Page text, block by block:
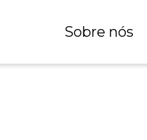
Sobre nós